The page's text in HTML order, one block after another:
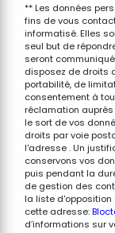
** Les données
fins de vous
informatisé. Elles
seul but de
seront
disposez de droits
portabilité, de
consentement à
réclamation auprès
le sort de vos
droits par voie
l'adresse . Un
conservons vos
puis pendant la
de gestion des
la liste
cette adresse:
d’informations sur